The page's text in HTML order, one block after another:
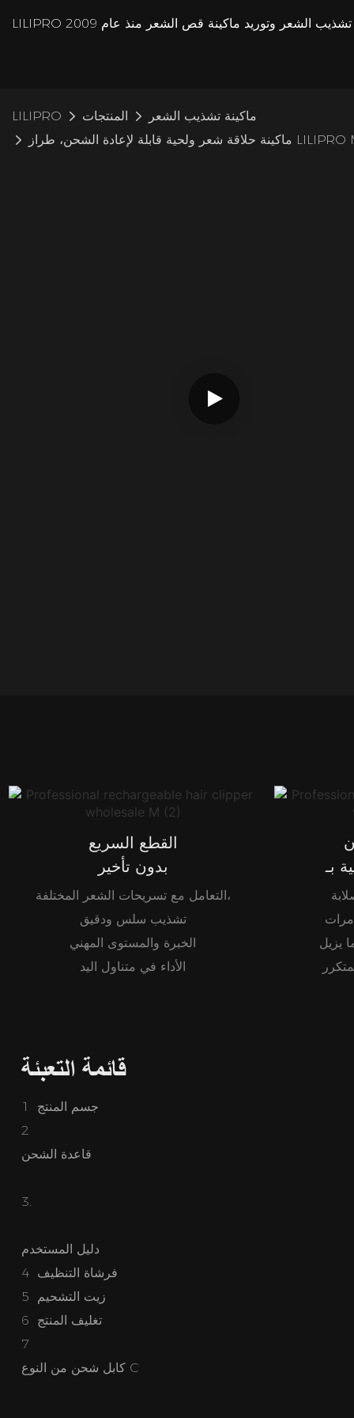
LILIPRO المنتجات
ماكينة تشذيب الشعر
القطع السريع
بدون تأخير
التعامل مع تسريحات الشعر المختلفة،
تشذيب سلس ودقيق
الخبرة والمستوى المهني
الأداء في متناول اليد
يزيل
قائمة التعبئة
1 جسم المنتج
2
4 فرشاة التنظيف
5
6 تغليف المنتج
7